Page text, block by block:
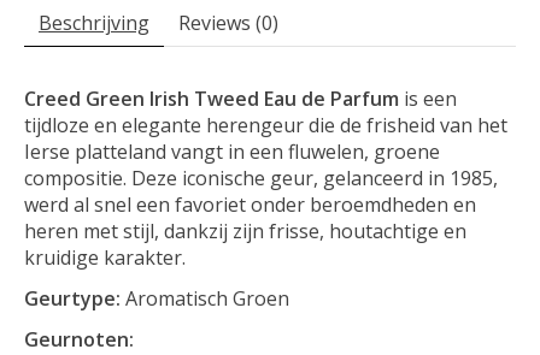
Beschrijving Reviews (0)
Creed Green Irish Tweed Eau de Parfum is een
tijdloze en elegante herengeur die de frisheid van het
Ierse platteland vangt in een fluwelen, groene
compositie. Deze iconische geur, gelanceerd in 1985,
werd al snel een favoriet onder beroemdheden en
heren met stijl, dankzij zijn frisse, houtachtige en
kruidige karakter.
Geurtype: Aromatisch Groen
Geurnoten: